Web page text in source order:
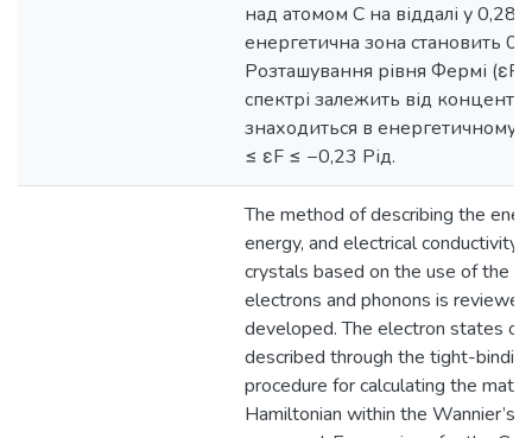
над атомом C на віддалі у
енергетична зона становить
Розташування рівня Фермі
спектрі залежить від
знаходиться в енергетичному
≤ εF ≤ −0,23 Рід.
The method of describing the
energy, and electrical conductivity
crystals based on the use of the
electrons and phonons is
developed. The electron states of
described through the tight-
procedure for calculating the
Hamiltonian within the Wannier’s